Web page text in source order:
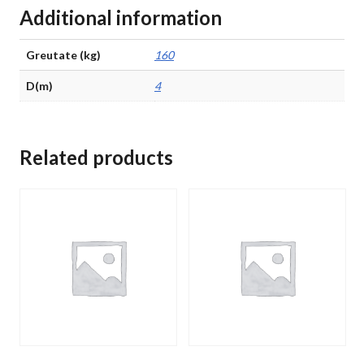
Additional information
Greutate (kg) 160
D(m) 4
Related products